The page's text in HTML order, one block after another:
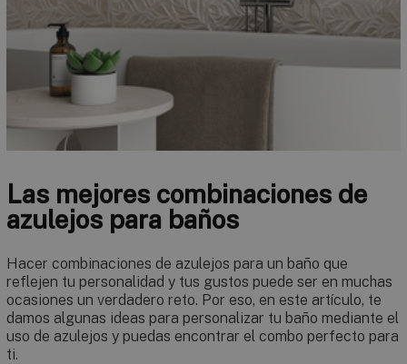
Las mejores combinaciones de
azulejos para baños
Hacer combinaciones de azulejos para un baño que
reflejen tu personalidad y tus gustos puede ser en muchas
ocasiones un verdadero reto. Por eso, en este artículo, te
damos algunas ideas para personalizar tu baño mediante el
uso de azulejos y puedas encontrar el combo perfecto para
ti.